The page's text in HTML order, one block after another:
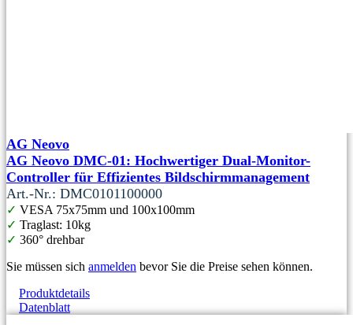
AG Neovo
AG Neovo DMC-01: Hochwertiger Dual-Monitor-
Controller für Effizientes Bildschirmmanagement
Art.-Nr.: DMC0101100000
✓ VESA 75x75mm und 100x100mm
✓ Traglast: 10kg
✓ 360° drehbar
Sie müssen sich anmelden bevor Sie die Preise sehen können.
Produktdetails
Datenblatt